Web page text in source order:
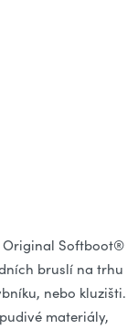
Original Softboot®
bruslí na trhu
nebo kluzišti.
materiály,